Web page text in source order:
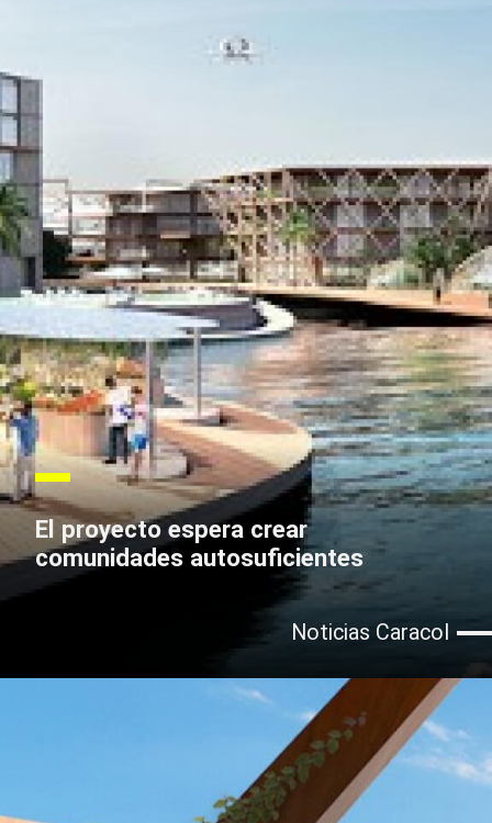
El proyecto espera crear
comunidades autosuficientes
Noticias Caracol